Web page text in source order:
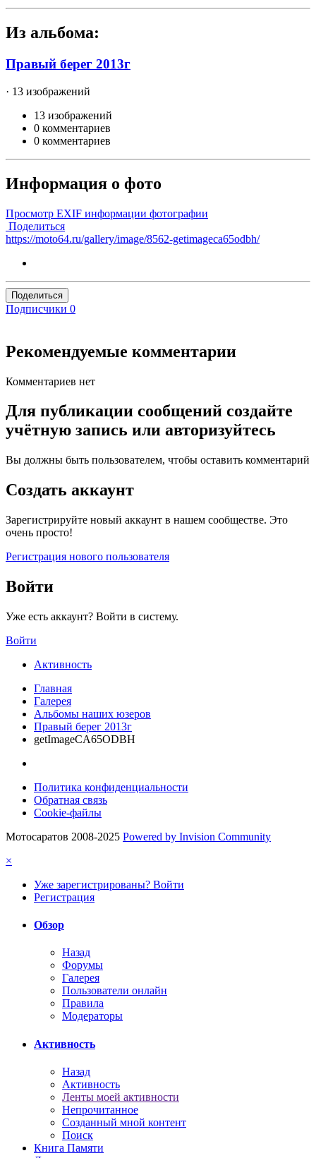
Из альбома:
Правый берег 2013г
· 13 изображений
13 изображений
0 комментариев
0 комментариев
Информация о фото
Просмотр EXIF информации фотографии
Поделиться
https://moto64.ru/gallery/image/8562-getimageca65odbh/
Поделиться
Подписчики 0
Рекомендуемые комментарии
Комментариев нет
Для публикации сообщений создайте
учётную запись или авторизуйтесь
Вы должны быть пользователем, чтобы оставить комментарий
Создать аккаунт
Зарегистрируйте новый аккаунт в нашем сообществе. Это
очень просто!
Регистрация нового пользователя
Войти
Уже есть аккаунт? Войти в систему.
Войти
Активность
Главная
Галерея
Альбомы наших юзеров
Правый берег 2013г
getImageCA65ODBH
Политика конфиденциальности
Обратная связь
Cookie-файлы
Мотосаратов 2008-2025 Powered by Invision Community
×
Уже зарегистрированы? Войти
Регистрация
Обзор
Назад
Форумы
Галерея
Пользователи онлайн
Правила
Модераторы
Активность
Назад
Активность
Ленты моей активности
Непрочитанное
Созданный мной контент
Поиск
Книга Памяти